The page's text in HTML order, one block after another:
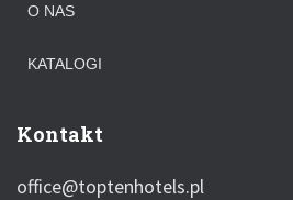
O NAS
KATALOGI
Kontakt
office@toptenhotels.pl